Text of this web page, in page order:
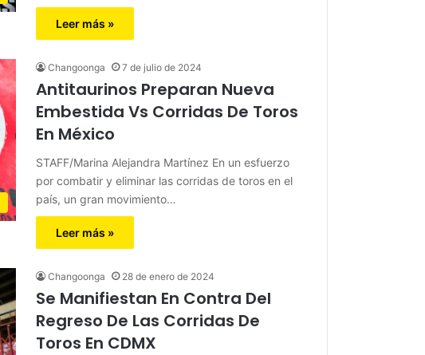
Leer más »
Changoonga 7 de julio de 2024
Antitaurinos Preparan Nueva
Embestida Vs Corridas De Toros
En México
STAFF/Marina Alejandra Martínez En un esfuerzo
por combatir y eliminar las corridas de toros en el
país, un gran movimiento…
Leer más »
Changoonga 28 de enero de 2024
Se Manifiestan En Contra Del
Regreso De Las Corridas De
Toros En CDMX